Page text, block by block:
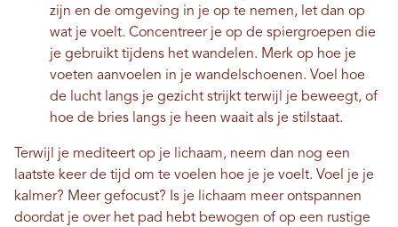
zijn en de omgeving in je op te nemen, let dan op
wat je voelt. Concentreer je op de spiergroepen die
je gebruikt tijdens het wandelen. Merk op hoe je
voeten aanvoelen in je wandelschoenen. Voel hoe
de lucht langs je gezicht strijkt terwijl je beweegt, of
hoe de bries langs je heen waait als je stilstaat.
Terwijl je mediteert op je lichaam, neem dan nog een
laatste keer de tijd om te voelen hoe je je voelt. Voel je je
kalmer? Meer gefocust? Is je lichaam meer ontspannen
doordat je over het pad hebt bewogen of op een rustige